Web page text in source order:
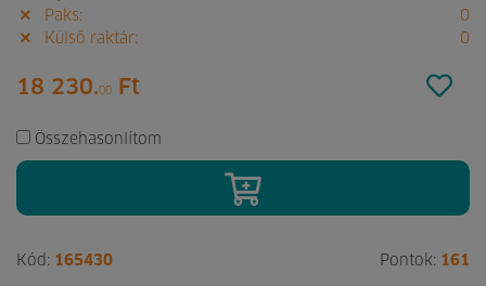
Paks:
0
Külső raktár:
0
18 230.00 Ft
Összehasonlítom
Kód: 165430 Pontok: 161